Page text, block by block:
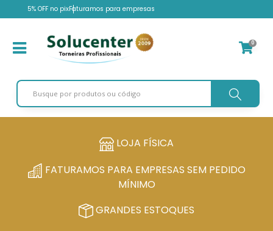
5% OFF no pixFaturamos para empresas
0
LOJA FÍSICA
FATURAMOS PARA EMPRESAS SEM PEDIDO
MÍNIMO
GRANDES ESTOQUES